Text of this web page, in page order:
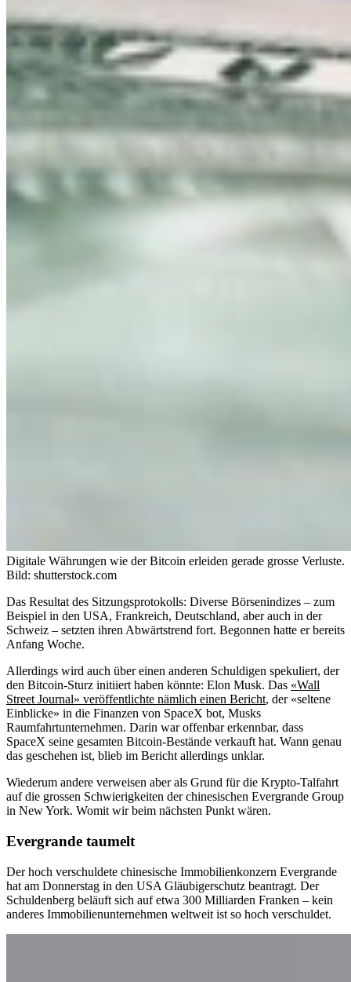
Digitale Währungen wie der Bitcoin erleiden gerade grosse Verluste.
Bild: shutterstock.com
Das Resultat des Sitzungsprotokolls: Diverse Börsenindizes – zum
Beispiel in den USA, Frankreich, Deutschland, aber auch in der
Schweiz – setzten ihren Abwärtstrend fort. Begonnen hatte er bereits
Anfang Woche.
Allerdings wird auch über einen anderen Schuldigen spekuliert, der
den Bitcoin-Sturz initiiert haben könnte: Elon Musk. Das «Wall
Street Journal» veröffentlichte nämlich einen Bericht, der «seltene
Einblicke» in die Finanzen von SpaceX bot, Musks
Raumfahrtunternehmen. Darin war offenbar erkennbar, dass
SpaceX seine gesamten Bitcoin-Bestände verkauft hat. Wann genau
das geschehen ist, blieb im Bericht allerdings unklar.
Wiederum andere verweisen aber als Grund für die Krypto-Talfahrt
auf die grossen Schwierigkeiten der chinesischen Evergrande Group
in New York. Womit wir beim nächsten Punkt wären.
Evergrande taumelt
Der hoch verschuldete chinesische Immobilienkonzern Evergrande
hat am Donnerstag in den USA Gläubigerschutz beantragt. Der
Schuldenberg beläuft sich auf etwa 300 Milliarden Franken – kein
anderes Immobilienunternehmen weltweit ist so hoch verschuldet.